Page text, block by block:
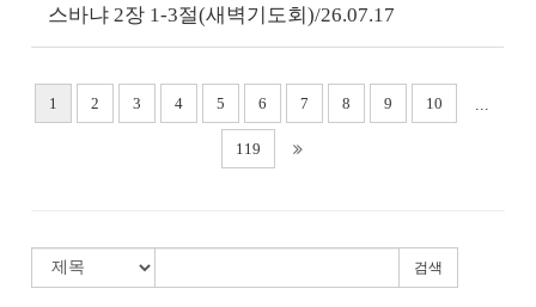
스바냐 2장 1-3절(새벽기도회)/26.07.17
1 2 3 4 5 6 7 8 9 10 ...
119
검색